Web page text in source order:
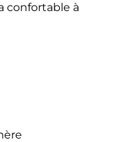
confortable à